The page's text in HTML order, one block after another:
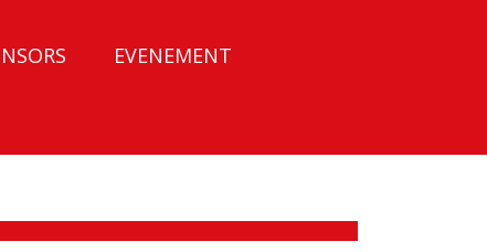
EVENEMENT